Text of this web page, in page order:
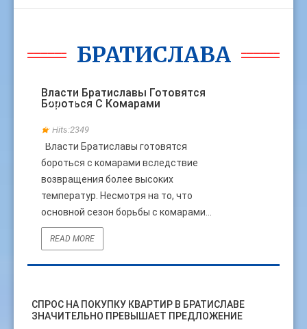
БРАТИСЛАВА
Власти Братиславы Готовятся
Бороться С Комарами
Hits:2349
БРАТИСЛАВА
Власти Братиславы готовятся
бороться с комарами вследствие
возвращения более высоких
температур. Несмотря на то, что
основной сезон борьбы с комарами...
29
МАРТ
READ MORE
СПРОС НА ПОКУПКУ КВАРТИР В БРАТИСЛАВЕ
ЗНАЧИТЕЛЬНО ПРЕВЫШАЕТ ПРЕДЛОЖЕНИЕ